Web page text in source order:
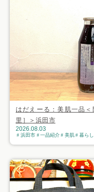
はだえーる：美肌一品
里］＞浜田市
2026.08.03
浜田市 一品紹介 美肌 暮らし